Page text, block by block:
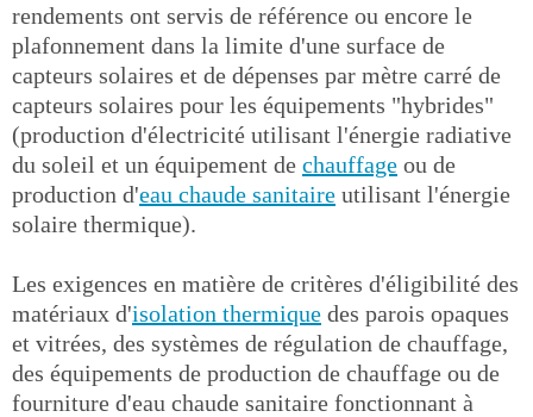
rendements ont servis de référence ou encore le
plafonnement dans la limite d'une surface de
capteurs solaires et de dépenses par mètre carré de
capteurs solaires pour les équipements "hybrides"
(production d'électricité utilisant l'énergie radiative
du soleil et un équipement de chauffage ou de
production d'eau chaude sanitaire utilisant l'énergie
solaire thermique).
Les exigences en matière de critères d'éligibilité des
matériaux d'isolation thermique des parois opaques
et vitrées, des systèmes de régulation de chauffage,
des équipements de production de chauffage ou de
fourniture d'eau chaude sanitaire fonctionnant à